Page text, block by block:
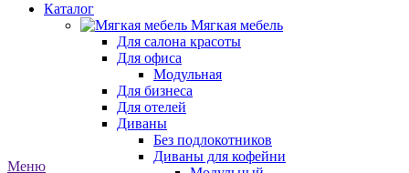
Каталог
Мягкая мебель
Для салона красоты
Для офиса
Модульная
Для бизнеса
Для отелей
Диваны
Без подлокотников
Диваны для кофейни
Меню